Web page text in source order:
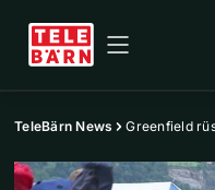
TeleBärn News Greenfield